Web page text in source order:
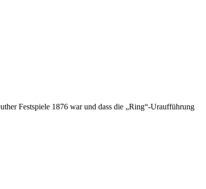
Fest­spie­le 1876 war und dass die „Ring“-Uraufführung